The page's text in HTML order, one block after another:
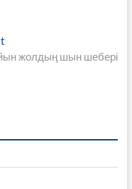
post:жолдың шын шебері